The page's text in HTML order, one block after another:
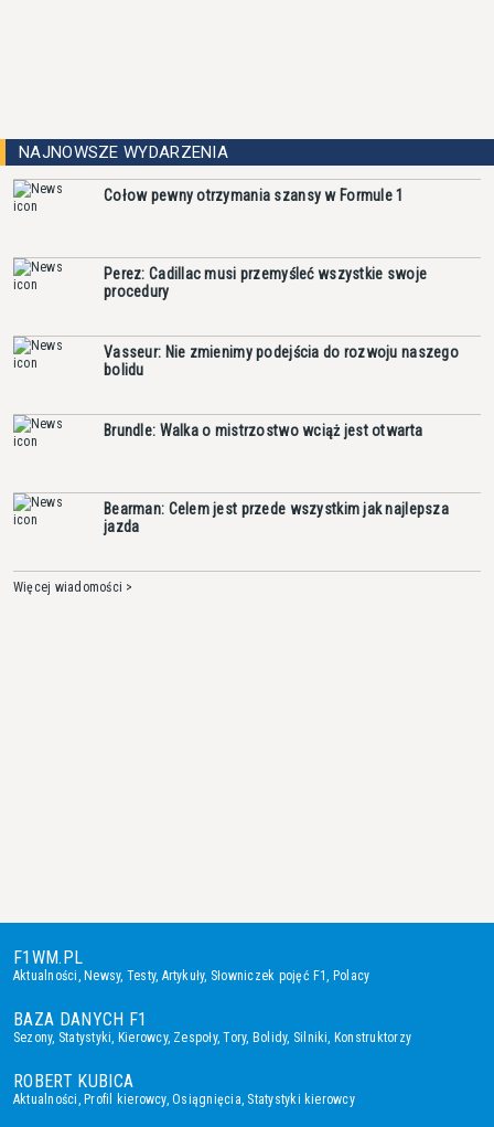
NAJNOWSZE WYDARZENIA
Cołow pewny otrzymania szansy w Formule 1
Perez: Cadillac musi przemyśleć wszystkie swoje
procedury
Vasseur: Nie zmienimy podejścia do rozwoju naszego
bolidu
Brundle: Walka o mistrzostwo wciąż jest otwarta
Bearman: Celem jest przede wszystkim jak najlepsza
jazda
Więcej wiadomości >
F1WM.PL
Aktualności, Newsy, Testy, Artykuły, Słowniczek pojęć F1, Polacy
BAZA DANYCH F1
Sezony, Statystyki, Kierowcy, Zespoły,Tory, Bolidy, Silniki, Konstruktorzy
ROBERT KUBICA
Aktualności, Profil kierowcy,Osiągnięcia, Statystyki kierowcy